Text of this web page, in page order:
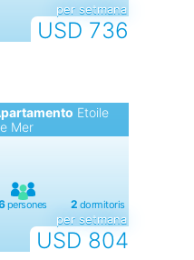
USD 736
per setmana
Etoile
Mer
USD 804
per setmana